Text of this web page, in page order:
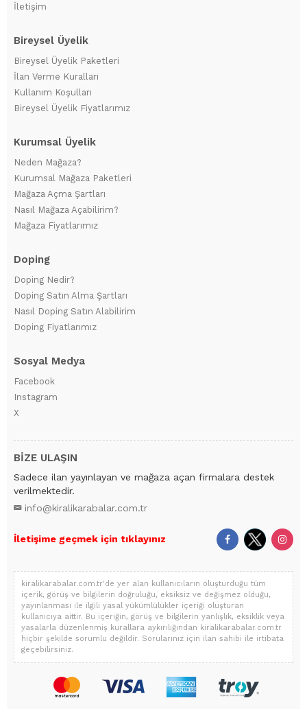
İletişim
Bireysel Üyelik
Bireysel Üyelik Paketleri
İlan Verme Kuralları
Kullanım Koşulları
Bireysel Üyelik Fiyatlarımız
Kurumsal Üyelik
Neden Mağaza?
Kurumsal Mağaza Paketleri
Mağaza Açma Şartları
Nasıl Mağaza Açabilirim?
Mağaza Fiyatlarımız
Doping
Doping Nedir?
Doping Satın Alma Şartları
Nasıl Doping Satın Alabilirim
Doping Fiyatlarımız
Sosyal Medya
Facebook
Instagram
X
BİZE ULAŞIN
Sadece ilan yayınlayan ve mağaza açan firmalara destek
verilmektedir.
info@kiralikarabalar.com.tr
İletişime geçmek için tıklayınız
kiralikarabalar.com.tr'de yer alan kullanıcıların oluşturduğu tüm
içerik, görüş ve bilgilerin doğruluğu, eksiksiz ve değişmez olduğu,
yayınlanması ile ilgili yasal yükümlülükler içeriği oluşturan
kullanıcıya aittir. Bu içeriğin, görüş ve bilgilerin yanlışlık, eksiklik veya
yasalarla düzenlenmiş kurallara aykırılığından kiralikarabalar.com.tr
hiçbir şekilde sorumlu değildir. Sorularınız için ilan sahibi ile irtibata
geçebilirsiniz.